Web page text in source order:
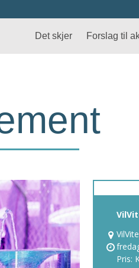
Det skjer Forslag til
Pris: